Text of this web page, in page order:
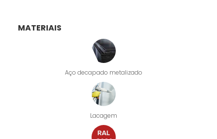
MATERIAIS
Aço decapado metalizado
Lacagem